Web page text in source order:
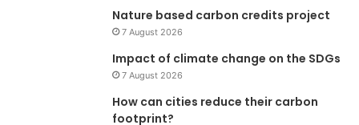
Nature based carbon credits project
7 August 2026
Impact of climate change on the SDGs
7 August 2026
How can cities reduce their carbon
footprint?